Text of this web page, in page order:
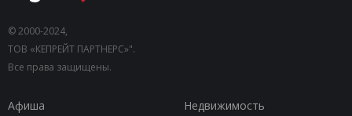
© 2000-2024,
ТОВ «КЕПРЕЙТ ПАРТНЕРС»".
Все права защищены.
Афиша
Недвижимость